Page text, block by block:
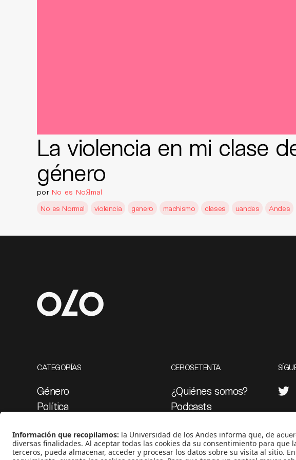
La violencia en mi clase
género
por No es NoЯmal
No es Normal
violencia genero machismo clases uandes Andes
CATEGORÍAS
Género
Política
Medio ambiente
Medios y periodismo
CEROSETENTA
¿Quiénes somos?
Podcasts
Proyectos 070